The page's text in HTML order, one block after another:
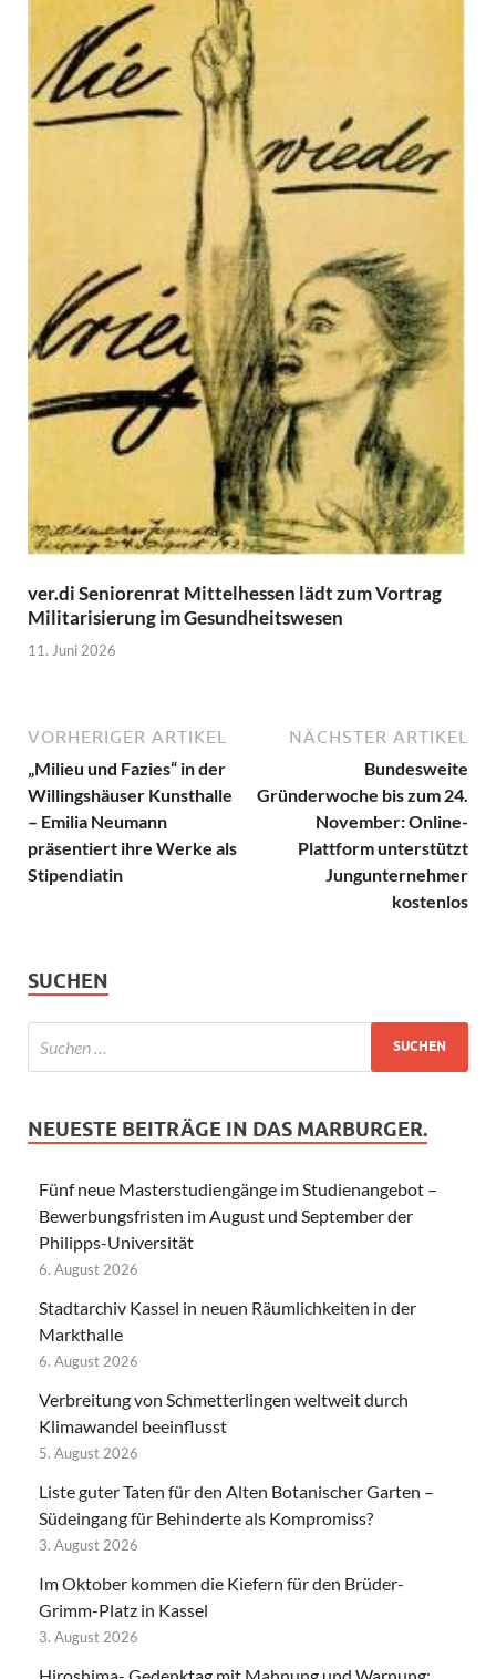
ver.di Seniorenrat Mittelhessen lädt zum Vortrag
Militarisierung im Gesundheitswesen
11. Juni 2026
VORHERIGER ARTIKEL
„Milieu und Fazies“ in der
Willingshäuser Kunsthalle
– Emilia Neumann
präsentiert ihre Werke als
Stipendiatin
NÄCHSTER ARTIKEL
Bundesweite
Gründerwoche bis zum 24.
November: Online-
Plattform unterstützt
Jungunternehmer
kostenlos
SUCHEN
NEUESTE BEITRÄGE IN DAS MARBURGER.
Fünf neue Masterstudiengänge im Studienangebot –
Bewerbungsfristen im August und September der
Philipps-Universität
6. August 2026
Stadtarchiv Kassel in neuen Räumlichkeiten in der
Markthalle
6. August 2026
Verbreitung von Schmetterlingen weltweit durch
Klimawandel beeinflusst
5. August 2026
Liste guter Taten für den Alten Botanischer Garten –
Südeingang für Behinderte als Kompromiss?
3. August 2026
Im Oktober kommen die Kiefern für den Brüder-
Grimm-Platz in Kassel
3. August 2026
Hiroshima- Gedenktag mit Mahnung und Warnung: